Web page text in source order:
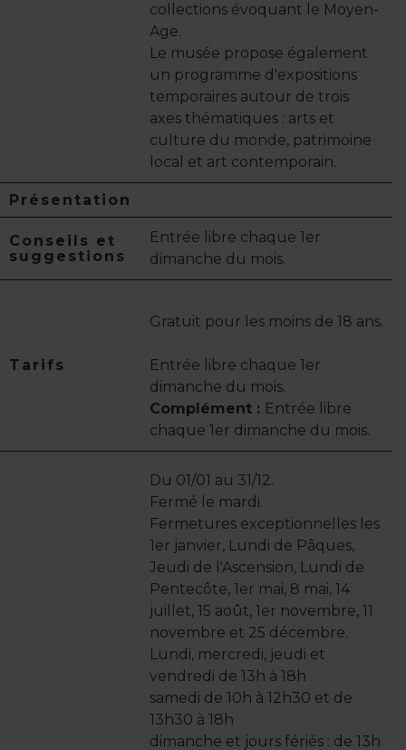
collections évoquant le Moyen-
Age.
Le musée propose également
un programme d'expositions
temporaires autour de trois
axes thématiques : arts et
culture du monde, patrimoine
local et art contemporain.
Présentation
Conseils et
suggestions
Entrée libre chaque 1er
dimanche du mois.
Tarifs
Gratuit pour les moins de 18 ans.
Entrée libre chaque 1er
dimanche du mois.
Complément : Entrée libre
chaque 1er dimanche du mois.
Du 01/01 au 31/12.
Fermé le mardi.
Fermetures exceptionnelles les
1er janvier, Lundi de Pâques,
Jeudi de l'Ascension, Lundi de
Pentecôte, 1er mai, 8 mai, 14
juillet, 15 août, 1er novembre, 11
novembre et 25 décembre.
Lundi, mercredi, jeudi et
vendredi de 13h à 18h
samedi de 10h à 12h30 et de
13h30 à 18h
dimanche et jours fériés : de 13h